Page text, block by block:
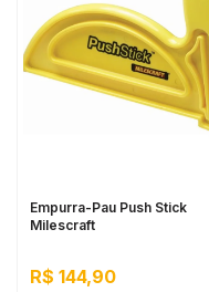
Empurra-Pau Push Stick
Milescraft
R$ 144,90